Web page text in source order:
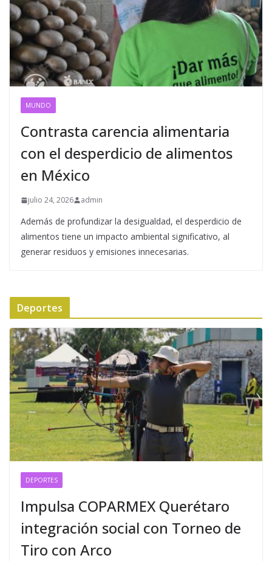
MUNDO
Contrasta carencia alimentaria
con el desperdicio de alimentos
en México
julio 24, 2026 admin
Además de profundizar la desigualdad, el desperdicio de
alimentos tiene un impacto ambiental significativo, al
generar residuos y emisiones innecesarias.
Deportes
DEPORTES
Impulsa COPARMEX Querétaro
integración social con Torneo de
Tiro con Arco